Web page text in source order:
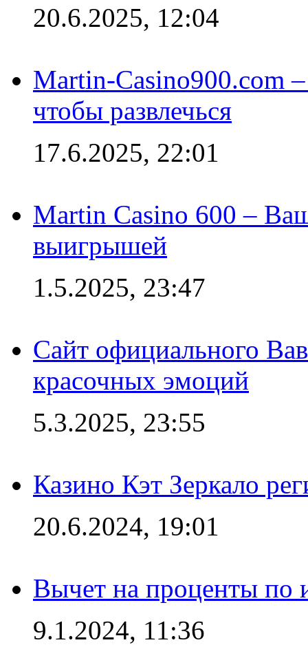
20.6.2025, 12:04
Martin-Casino900.com
чтобы развлечься
17.6.2025, 22:01
Martin Casino 600 –
выигрышей
1.5.2025, 23:47
Сайт официального
красочных эмоций
5.3.2025, 23:55
Казино Кэт Зеркало
20.6.2024, 19:01
Вычет на проценты по
9.1.2024, 11:36